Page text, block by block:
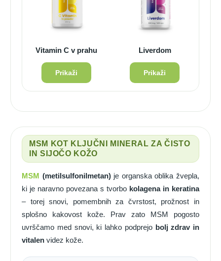
Vitamin C v prahu
Prikaži
Liverdom
Prikaži
MSM KOT KLJUČNI MINERAL ZA ČISTO
IN SIJOČO KOŽO
MSM (metilsulfonilmetan)je organska oblika žvepla,
ki je naravno povezana s tvorbo kolagena in keratina
– torej snovi, pomembnih za čvrstost, prožnost in
splošno kakovost kože. Prav zato MSM pogosto
uvrščamo med snovi, ki lahko podprejo bolj zdrav in
vitalen videz kože.